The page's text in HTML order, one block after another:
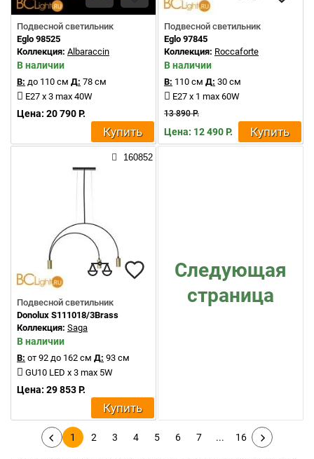
Подвесной светильник
Eglo 98525
Коллекция: Albaraccin
В наличии
В: до 110 см Д: 78 см
E27 x 3 max 40W
Цена: 20 790 Р.
Купить
Подвесной светильник
Eglo 97845
Коллекция: Roccaforte
В наличии
В: 110 см Д: 30 см
E27 x 1 max 60W
13 890 Р.
Цена: 12 490 Р. Купить
160852
Подвесной светильник
Donolux S111018/3Brass
Коллекция: Saga
В наличии
В: от 92 до 162 см Д: 93 см
GU10 LED x 3 max 5W
Цена: 29 853 Р.
Купить
Следующая
страница
1 2 3 4 5 6 7 ... 16